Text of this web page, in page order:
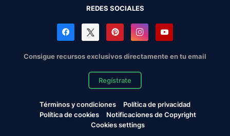
REDES SOCIALES
Consigue recursos exclusivos directamente en tu email
Regístrate
Términos y condiciones
Política de privacidad
Política de cookies
Notificaciones de Copyright
Cookies settings